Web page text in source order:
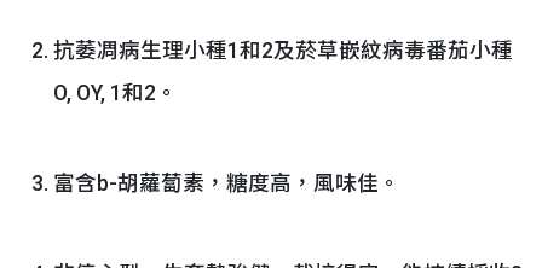
抗萎凋病生理小種1和2及菸草嵌紋病毒番茄小種
O, OY, 1和2。
富含b-胡蘿蔔素，糖度高，風味佳。